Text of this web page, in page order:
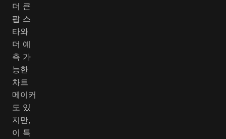
더 큰
팝 스
타와
더 예
측 가
능한
차트
메이커
도 있
지만,
이 특